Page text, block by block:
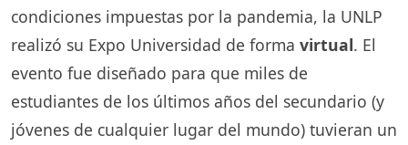
condiciones impuestas por la pandemia, la UNLP
realizó su Expo Universidad de forma virtual. El
evento fue diseñado para que miles de
estudiantes de los últimos años del secundario (y
jóvenes de cualquier lugar del mundo) tuvieran un